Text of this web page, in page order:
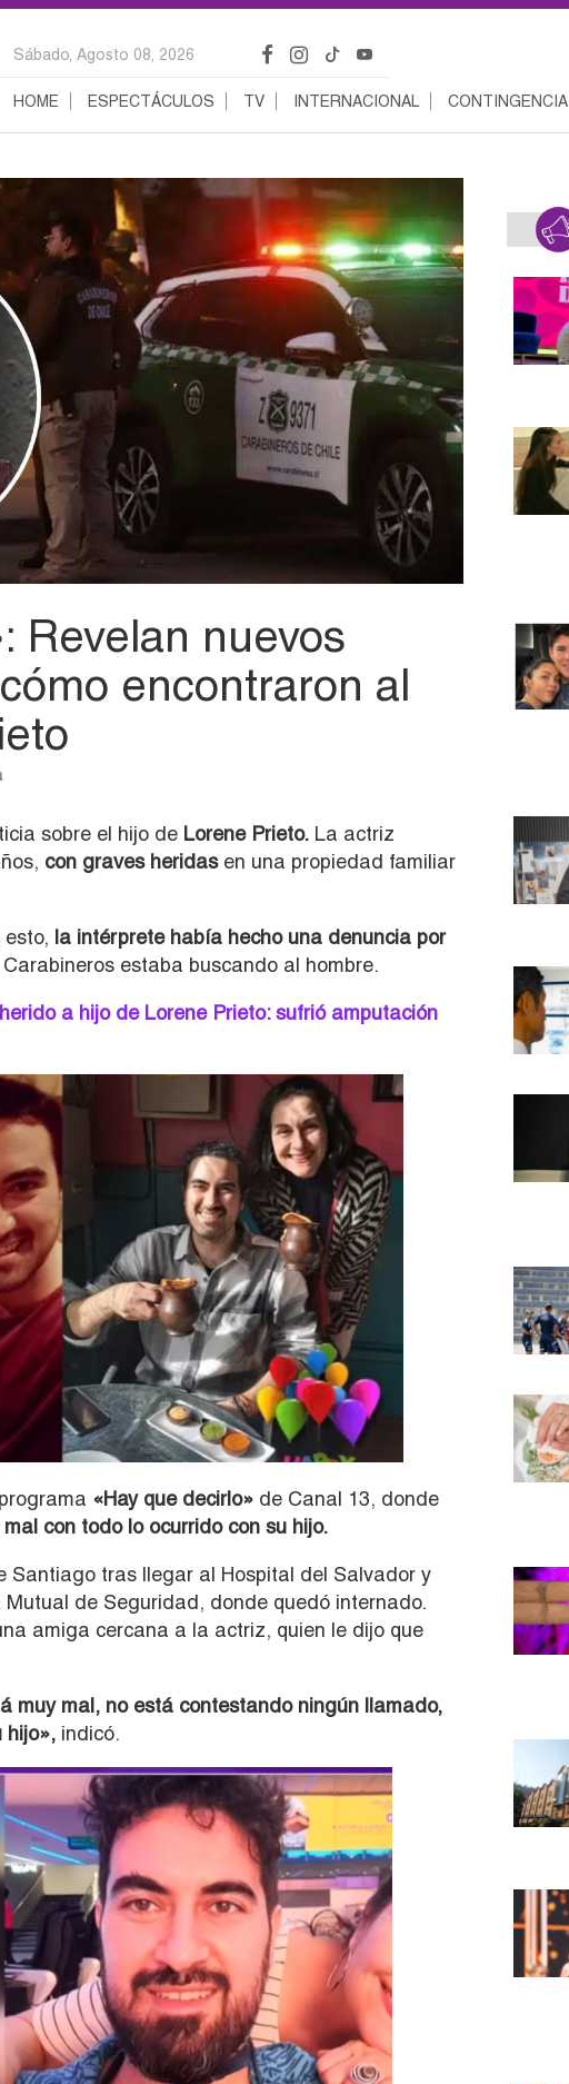
Sábado, Agosto 08, 2026
HOME ESPECTÁCULOS TV INTERNACIONAL CONTINGENCIA
Revelan nuevos
encontraron al
sobre el hijo de Lorene Prieto. La actriz
con graves heridas en una propiedad familiar
la intérprete había hecho una denuncia por
estaba buscando al hombre.
a hijo de Lorene Prieto: sufrió amputación
«Hay que decirlo» de Canal 13, donde
con todo lo ocurrido con su hijo.
Santiago tras llegar al Hospital del Salvador y
de Seguridad, donde quedó internado.
amiga cercana a la actriz, quien le dijo que
muy mal, no está contestando ningún llamado,
hijo», indicó.